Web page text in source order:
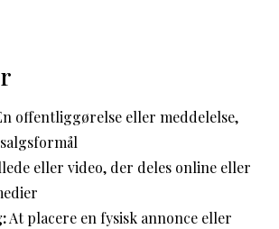
offentliggørelse eller meddelelse,
eller video, der deles online eller
At placere en fysisk annonce eller